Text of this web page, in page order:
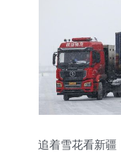
追着雪花看新疆